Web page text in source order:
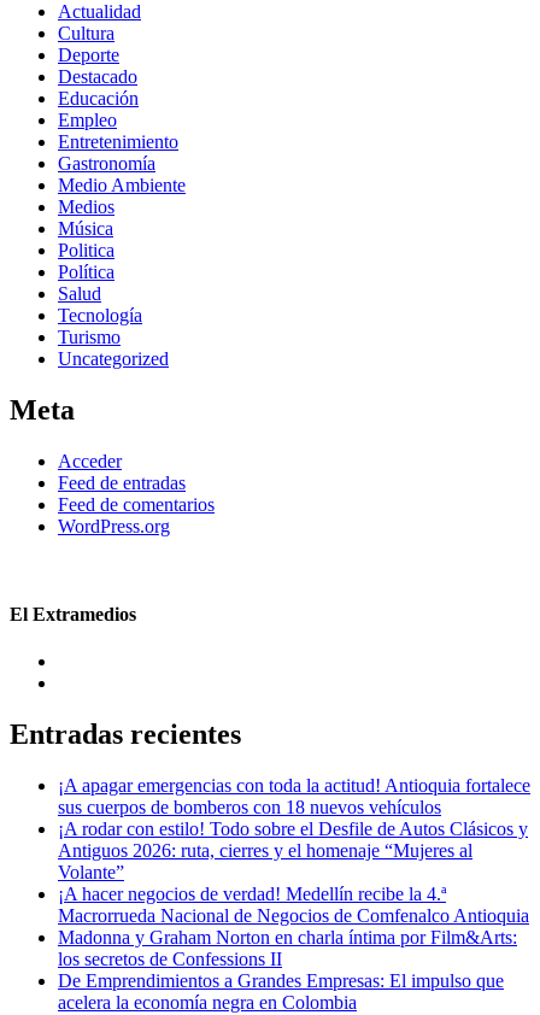
Actualidad
Cultura
Deporte
Destacado
Educación
Empleo
Entretenimiento
Gastronomía
Medio Ambiente
Medios
Música
Politica
Política
Salud
Tecnología
Turismo
Uncategorized
Meta
Acceder
Feed de entradas
Feed de comentarios
WordPress.org
El Extramedios
Entradas recientes
¡A apagar emergencias con toda la actitud! Antioquia fortalece
sus cuerpos de bomberos con 18 nuevos vehículos
¡A rodar con estilo! Todo sobre el Desfile de Autos Clásicos y
Antiguos 2026: ruta, cierres y el homenaje “Mujeres al
Volante”
¡A hacer negocios de verdad! Medellín recibe la 4.ª
Macrorrueda Nacional de Negocios de Comfenalco Antioquia
Madonna y Graham Norton en charla íntima por Film&Arts:
los secretos de Confessions II
De Emprendimientos a Grandes Empresas: El impulso que
acelera la economía negra en Colombia